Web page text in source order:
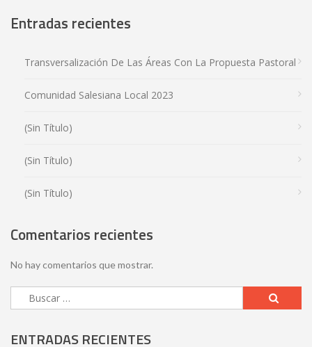
Entradas recientes
Transversalización De Las Áreas Con La Propuesta Pastoral
Comunidad Salesiana Local 2023
(sin Título)
(sin Título)
(sin Título)
Comentarios recientes
No hay comentarios que mostrar.
ENTRADAS RECIENTES